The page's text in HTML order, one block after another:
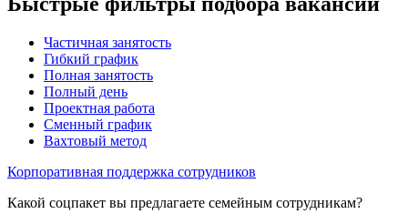
Частичная занятость
Гибкий график
Полная занятость
Полный день
Проектная работа
Сменный график
Вахтовый метод
Корпоративная поддержка сотрудников
Какой соцпакет вы предлагаете семейным сотрудникам?